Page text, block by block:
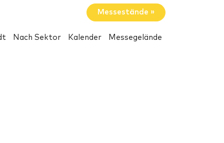
Messestände »
Nach Sektor Kalender Messegelände